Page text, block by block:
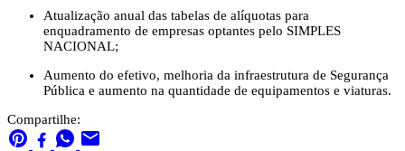
Atualização anual das tabelas de alíquotas para
enquadramento de empresas optantes pelo SIMPLES
NACIONAL;
Aumento do efetivo, melhoria da infraestrutura de Segurança
Pública e aumento na quantidade de equipamentos e viaturas.
Compartilhe: